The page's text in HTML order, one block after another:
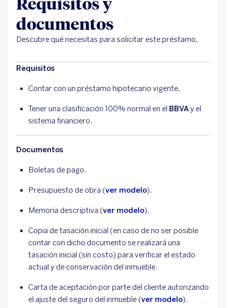
documentos
Descubre qué necesitas para solicitar este préstamo.
Requisitos
Contar con un préstamo hipotecario vigente.
Tener una clasificación 100% normal en el BBVAy el
sistema financiero.
Documentos
Boletas de pago.
Presupuesto de obra (ver modelo).
Memoria descriptiva (ver modelo).
Copia de tasación inicial (en caso de no ser posible
contar con dicho documento se realizará una
tasación inicial (sin costo) para verificar el estado
actual y de conservación del inmueble.
Carta de aceptación por parte del cliente autorizando
el ajuste del seguro del inmueble (ver modelo).